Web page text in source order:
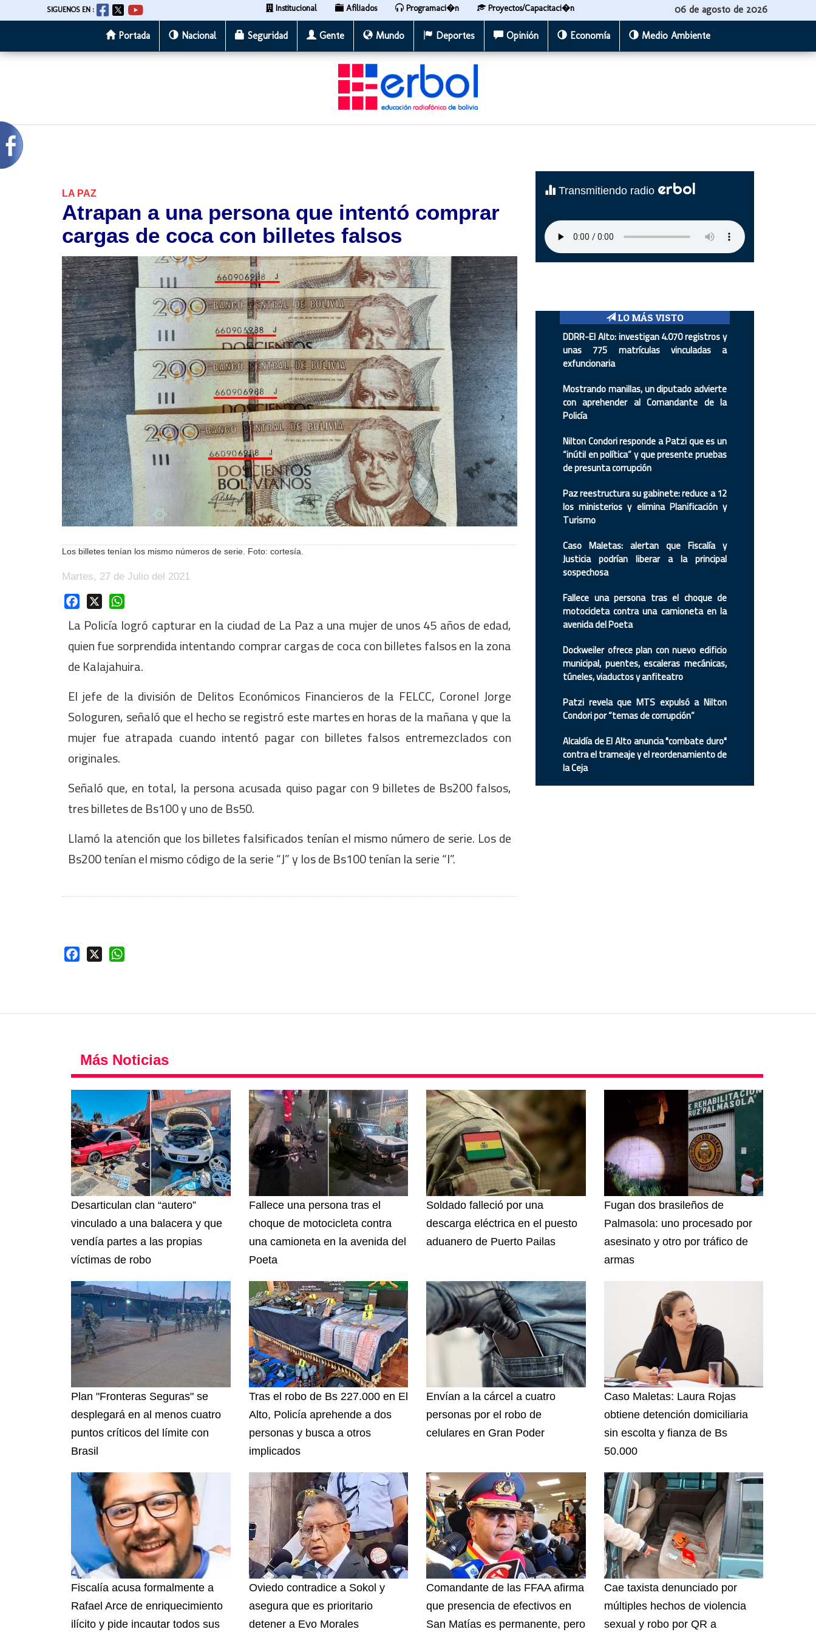
al
SIGUENOS EN : Institucional Afiliados Programaci�n Proyectos/Capacitaci�n 06 de agosto de 2026
Portada Nacional Seguridad Gente Mundo Deportes Opinión Economía Medio Ambiente
LA PAZ
Atrapan a una persona que intentó comprar
cargas de coca con billetes falsos
Los billetes tenían los mismo números de serie. Foto: cortesía.
Martes, 27 de Julio del 2021
Facebook
La Policía logró capturar en la ciudad de La Paz a una mujer de unos 45 años de edad,
quien fue sorprendida intentando comprar cargas de coca con billetes falsos en la zona
de Kalajahuira.
El jefe de la división de Delitos Económicos Financieros de la FELCC, Coronel Jorge
Sologuren, señaló que el hecho se registró este martes en horas de la mañana y que la
mujer fue atrapada cuando intentó pagar con billetes falsos entremezclados con
originales.
Señaló que, en total, la persona acusada quiso pagar con 9 billetes de Bs200 falsos,
tres billetes de Bs100 y uno de Bs50.
Llamó la atención que los billetes falsificados tenían el mismo número de serie. Los de
Bs200 tenían el mismo código de la serie “J” y los de Bs100 tenían la serie “I”.
Facebook
Transmitiendo radio erbol
LO MÁS VISTO
DDRR-El Alto: investigan 4.070 registros y
unas 775 matrículas vinculadas a
exfuncionaria
Mostrando manillas, un diputado advierte
con aprehender al Comandante de la
Policía
Nilton Condori responde a Patzi que es un
“inútil en política” y que presente pruebas
de presunta corrupción
Paz reestructura su gabinete: reduce a 12
los ministerios y elimina Planificación y
Turismo
Caso Maletas: alertan que Fiscalía y
Justicia podrían liberar a la principal
sospechosa
Fallece una persona tras el choque de
motocicleta contra una camioneta en la
avenida del Poeta
Dockweiler ofrece plan con nuevo edificio
municipal, puentes, escaleras mecánicas,
túneles, viaductos y anfiteatro
Patzi revela que MTS expulsó a Nilton
Condori por “temas de corrupción”
Alcaldía de El Alto anuncia "combate duro"
contra el trameaje y el reordenamiento de
la Ceja
Más Noticias
Desarticulan clan “autero”
vinculado a una balacera y que
vendía partes a las propias
víctimas de robo
Fallece una persona tras el
choque de motocicleta contra
una camioneta en la avenida del
Poeta
Soldado falleció por una
descarga eléctrica en el puesto
aduanero de Puerto Pailas
Fugan dos brasileños de
Palmasola: uno procesado por
asesinato y otro por tráfico de
armas
Plan "Fronteras Seguras" se
desplegará en al menos cuatro
puntos críticos del límite con
Brasil
Tras el robo de Bs 227.000 en El
Alto, Policía aprehende a dos
personas y busca a otros
implicados
Envían a la cárcel a cuatro
personas por el robo de
celulares en Gran Poder
Caso Maletas: Laura Rojas
obtiene detención domiciliaria
sin escolta y fianza de Bs
50.000
Fiscalía acusa formalmente a
Rafael Arce de enriquecimiento
ilícito y pide incautar todos sus
Oviedo contradice a Sokol y
asegura que es prioritario
detener a Evo Morales
Comandante de las FFAA afirma
que presencia de efectivos en
San Matías es permanente, pero
Cae taxista denunciado por
múltiples hechos de violencia
sexual y robo por QR a